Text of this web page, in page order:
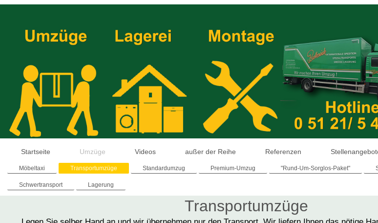
Startseite Umzüge Videos außer der Reihe Referenzen
Möbeltaxi Transportumzüge Standardumzug Premium-Umzug "Rund-Um-Sorglos-Paket"
Schwertransport Lagerung
Transportumzüge